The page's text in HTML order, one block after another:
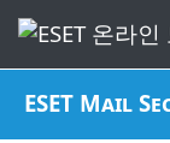
ESET Mail